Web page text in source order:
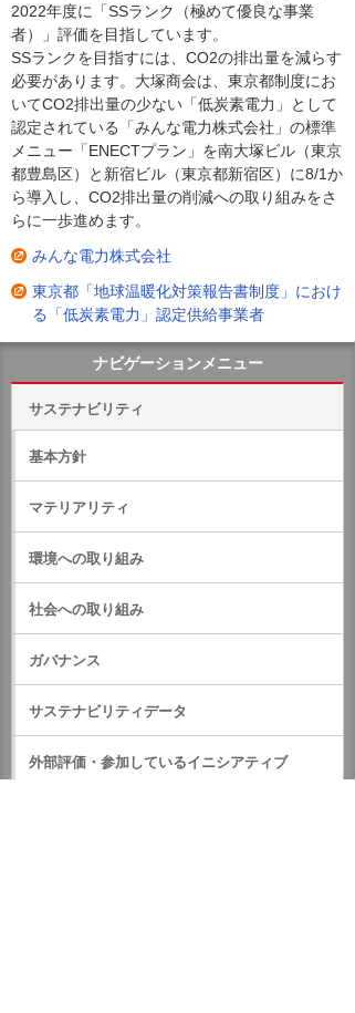
2022年度に「SSランク（極めて優良な事業
者）」評価を目指しています。
SSランクを目指すには、CO2の排出量を減らす
必要があります。大塚商会は、東京都制度にお
いてCO2排出量の少ない「低炭素電力」として
認定されている「みんな電力株式会社」の標準
メニュー「ENECTプラン」を南大塚ビル（東京
都豊島区）と新宿ビル（東京都新宿区）に8/1か
ら導入し、CO2排出量の削減への取り組みをさ
らに一歩進めます。
みんな電力株式会社
東京都「地球温暖化対策報告書制度」におけ
る「低炭素電力」認定供給事業者
ナビゲーションメニュー
サステナビリティ
基本方針
マテリアリティ
環境への取り組み
社会への取り組み
ガバナンス
サステナビリティデータ
外部評価・参加しているイニシアティブ